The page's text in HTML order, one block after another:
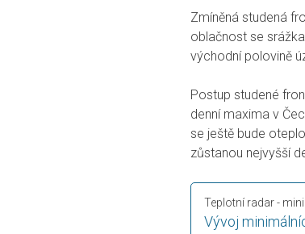
Zmíněná studená
oblačnost se
východní polovině
Postup studené
denní maxima v
se ještě bude
zůstanou nejvyšší
Vývoj
Teplotní radar -